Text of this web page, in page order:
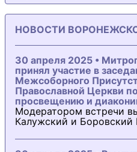
НОВОСТИ
30 апреля 2025 •
принял участие в
Межсоборного
Православной Церкви
просвещению и
Модератором встречи
Калужский и Боровский